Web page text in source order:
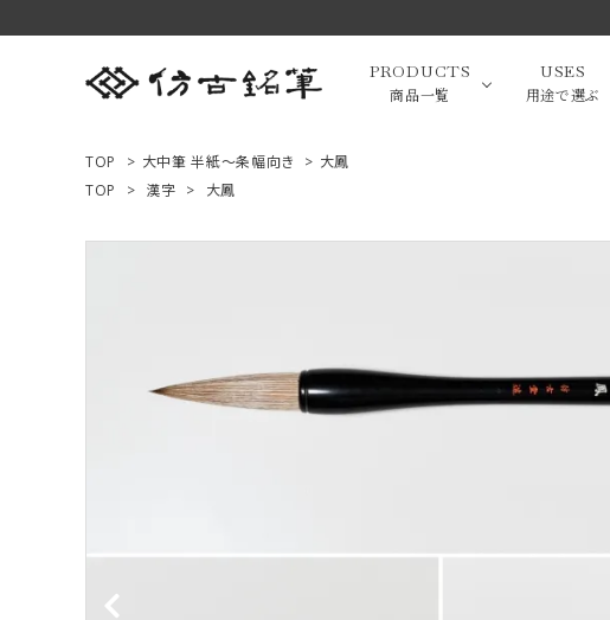
PRODUCTS
商品一覧
高級羊毛（作品向き）
USES
用途で選ぶ
かな
ご利用ガイド
TOP > 大中筆 半紙～条幅向き > 大鳳
TOP
> 漢字 > 大鳳